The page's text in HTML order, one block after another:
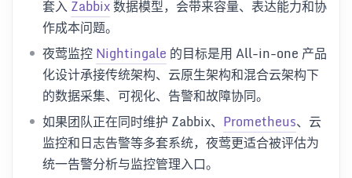
套入Zabbix数据模型，会带来容量、表达能力和协
作成本问题。
夜莺监控Nightingale 的目标是用 All-in-one 产品
化设计承接传统架构、云原生架构和混合云架构下
的数据采集、可视化、告警和故障协同。
如果团队正在同时维护 Zabbix、 Prometheus、云
监控和日志告警等多套系统，夜莺更适合被评估为
统一告警分析与监控管理入口。